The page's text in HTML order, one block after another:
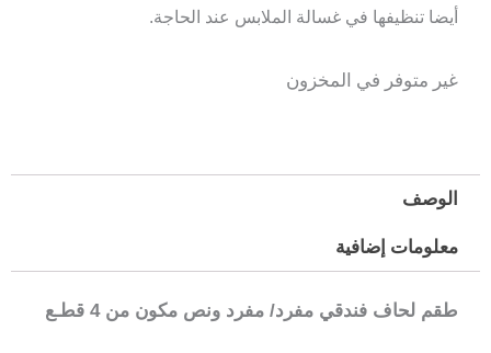
أيضا تنظيفها في غسالة الملابس عند الحاجة.
غير متوفر في المخزون
الوصف
معلومات إضافية
طقم لحاف فندقي مفرد/ مفرد ونص مكون من 4 قطـع